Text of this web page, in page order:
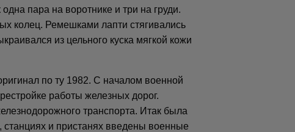
пара на воротнике и три на груди.
колец. Ремешками лапти стягивались
из цельного куска мягкой кожи
по ту 1982. С началом военной
работы железных дорог.
транспорта. Итак была
и пристанях введены военные